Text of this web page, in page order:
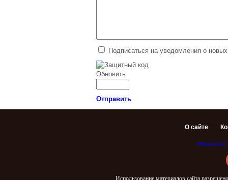
Подписаться на уведомления о
Обновить
Отправить
О сайте
Обращение
Использование материалов сайта